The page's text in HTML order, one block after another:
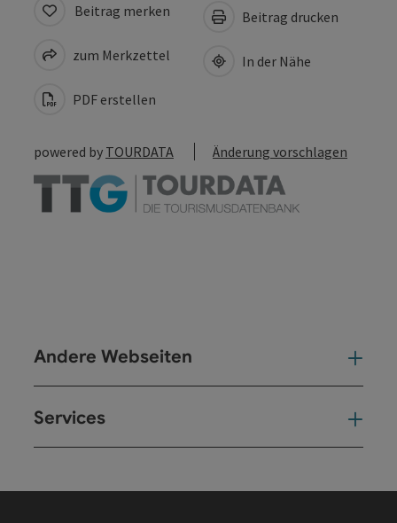
Beitrag merken
zum Merkzettel
PDF erstellen
Beitrag drucken
In der Nähe
powered by TOURDATA Änderung vorschlagen
Andere Webseiten
Services